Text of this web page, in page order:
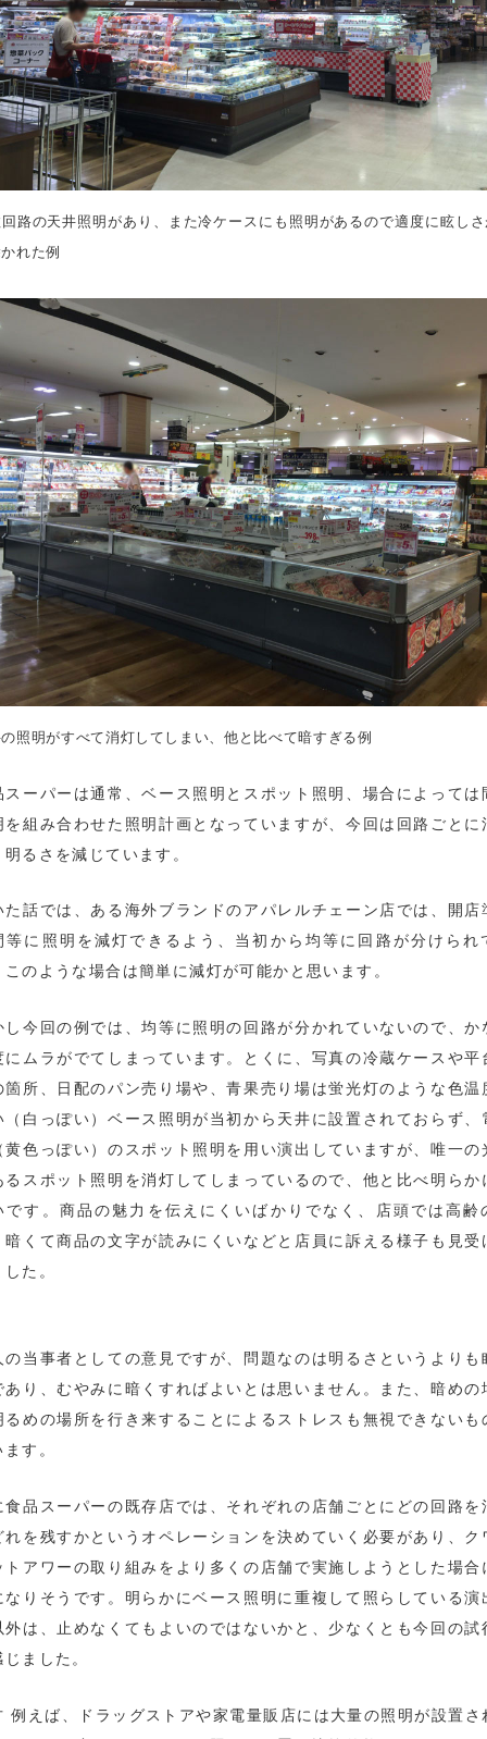
路の天井照明があり、また冷ケースにも照明があるので適度に眩し
れた例
照明がすべて消灯してしまい、他と比べて暗すぎる例
スーパーは通常、ベース照明とスポット照明、場合によっては
を組み合わせた照明計画となっていますが、今回は回路ごとに
明るさを減じています。
た話では、ある海外ブランドのアパレルチェーン店では、開店
等に照明を減灯できるよう、当初から均等に回路が分けられ
このような場合は簡単に減灯が可能かと思います。
し今回の例では、均等に照明の回路が分かれていないので、か
にムラがでてしまっています。とくに、写真の冷蔵ケースや平
箇所、日配のパン売り場や、青果売り場は蛍光灯のような色温
（白っぽい）ベース照明が当初から天井に設置されておらず、
黄色っぽい）のスポット照明を用い演出していますが、唯一の
るスポット照明を消灯してしまっているので、他と比べ明らか
です。商品の魅力を伝えにくいばかりでなく、店頭では高齢
暗くて商品の文字が読みにくいなどと店員に訴える様子も見受
た。
の当事者としての意見ですが、問題なのは明るさというよりも
あり、むやみに暗くすればよいとは思いません。また、暗めの
るめの場所を行き来することによるストレスも無視できないも
す。
食品スーパーの既存店では、それぞれの店舗ごとにどの回路を
れを残すかというオペレーションを決めていく必要があり、ク
トアワーの取り組みをより多くの店舗で実施しようとした場合
なりそうです。明らかにベース照明に重複して照らしている演
外は、止めなくてもよいのではないかと、少なくとも今回の試
ました。
例えば、ドラッグストアや家電量販店には大量の照明が設置さ